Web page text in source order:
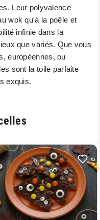
Leur polyvalence
wok qu'à la poêle et
infinie dans la
que variés. Que vous
européennes, ou
sont la toile parfaite
exquis.